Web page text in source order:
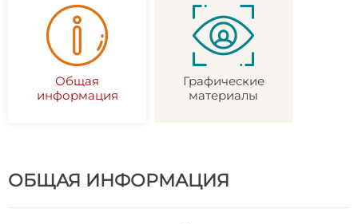
Общая
информация
Графические
материалы
ОБЩАЯ ИНФОРМАЦИЯ